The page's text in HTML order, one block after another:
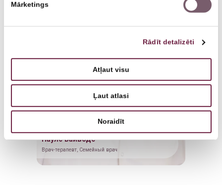
Mārketings
Rādīt detalizēti
Atļaut visu
Ļaut atlasi
Noraidīt
Паулс Вайводс
Врач-терапевт, Семейный врач